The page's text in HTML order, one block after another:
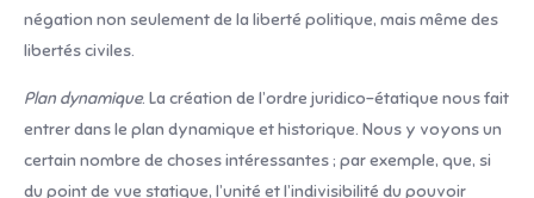
négation non seulement de la liberté politique, mais même des
libertés civiles.
Plan dynamique. La création de l’ordre juridico-étatique nous fait
entrer dans le plan dynamique et historique. Nous y voyons un
certain nombre de choses intéressantes ; par exemple, que, si
du point de vue statique, l’unité et l’indivisibilité du pouvoir